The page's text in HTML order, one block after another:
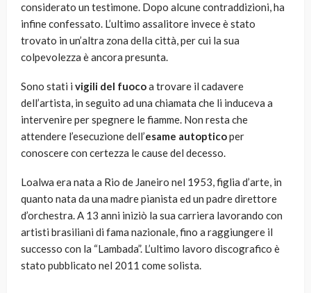
considerato un testimone. Dopo alcune contraddizioni, ha
infine confessato. L’ultimo assalitore invece è stato
trovato in un’altra zona della città, per cui la sua
colpevolezza è ancora presunta.
Sono stati i vigili del fuocoa trovare il cadavere
dell’artista, in seguito ad una chiamata che li induceva a
intervenire per spegnere le fiamme. Non resta che
attendere l’esecuzione dell’esame autopticoper
conoscere con certezza le cause del decesso.
Loalwa era nata a Rio de Janeiro nel 1953, figlia d’arte, in
quanto nata da una madre pianista ed un padre direttore
d’orchestra. A 13 anni iniziò la sua carriera lavorando con
artisti brasiliani di fama nazionale, fino a raggiungere il
successo con la “Lambada”. L’ultimo lavoro discografico è
stato pubblicato nel 2011 come solista.